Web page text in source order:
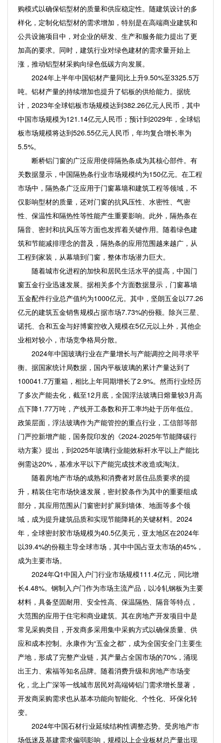
购模式以确保铝型材的质量和供应稳定性。随建筑设计的多
样化，定制化铝型材的需求增加，特别是在高端商业建筑和
公共设施项目中，对企业的研发、生产和服务能力提出了更
加高的要求。同时，建筑行业对绿色建材的需求量开始上
涨，推动铝型材采购向绿色低碳方向发展。
2024年上半年中国铝材产量同比上升9.50%至3325.5万
吨。铝材产量的持续增加也提升了铝板的供给能力。据统
计，2023年全球铝板市场规模达到382.26亿元人民币，其中
中国市场规模为121.14亿元人民币；预计到2029年，全球铝
板市场规模将达到526.55亿元人民币，年均复合增长率为
5.5%。
断桥铝门窗的广泛应用使得隔热条成为其核心部件。有
关数据显示，中国隔热条行业市场规模约为150亿元。在工程
市场中，隔热条广泛应用于门窗幕墙和建筑工程等领域，不
仅影响型材的质量，还对门窗的抗风压性、水密性、气密
性、保温性和隔热性等性能产生重要影响。此外，隔热条在
隔音、密封和抗风压等方面也发挥着关键作用。随着绿色建
筑和节能减排理念的普及，隔热条的应用范围越来越广，从
工程到家装，从幕墙到门窗，整体市场潜力巨大。
随着城市化进程的加快和居民生活水平的提高，中国门
窗五金行业迅速发展。据相关多个方面数据显示，门窗幕墙
五金配件行业总产值约为1000亿元。其中，坚朗五金以77.26
亿元的建筑五金销售规模占据市场7.73%的份额。除兴三星、
诺托、合和五金与好博窗控收入规模在5亿元以上外，其他企
业相对较小，市场竞争格局分散。
2024年中国玻璃行业在产量增长与产能调控之间寻求平
衡。据国家统计局数据，国内平板玻璃的累计产量达到了
100041.7万重箱，相比上年同期增长了2.9%。然而行业经历
了多次产能去化，截至12月底，全国浮法玻璃日熔量较3月高
点下降1.77万吨，产线开工条数和开工率均处于历年低位。
政策层面，浮法玻璃作为产能管控的重点行业，工信部等部
门严控新增产能，国务院印发的《2024-2025年节能降碳行
动方案》提出，到2025年玻璃行业能效标杆水平以上产能比
例需达20%，基准水平以下产能完成技术改造或淘汰。
随着房地产市场的成熟和消费者对居住品质要求的提
升，精装住宅市场快速发展，密封胶条作为其中的重要组成
部分，其应用范围从门窗密封扩展到墙体、地面等多个领
域，成为提升建筑品质和实现节能降耗的关键材料。2024
年，全球密封胶市场规模为40.5亿美元，亚太地区在2024年
以39.4%的份额主导全球市场，其中中国占亚太市场的45%，
成为主要市场。
2024年Q1中国入户门行业市场规模111.4亿元，同比增
长4.48%。钢制入户门作为市场主流产品，以冷轧钢板为主要
材料，具备坚固耐用、安全性高、保温隔热、隔音等特点，
大范围的应用于住宅和商业建筑。其在房地产开发项目中是
常见采购类目，开发商多采用集中采购方式以确保质量、供
应和成本控制。永康作为“五金之都”，成为全国安全门主要生
产地，形成了完整产业链，其产量占全国市场的70%，涌现
出王力、索福等知名品牌。随着消费升级和房地产市场变
化，北上广深等一线城市居民对高端铸铝门需求增长显著，
开发商采购需求也从基本功能向智能化、个性化、环保化转
变。
2024年中国石材行业延续结构性调整态势。受房地产市
场低迷及基建需求偏弱影响，规模以上企业板材总产量出现